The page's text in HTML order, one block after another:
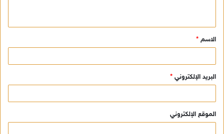
ق
*
الاسم *
البريد الإلكتروني *
الموقع الإلكتروني